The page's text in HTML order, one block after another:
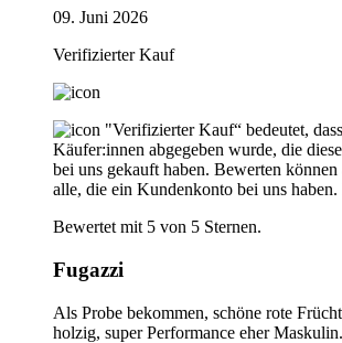
09. Juni 2026
Verifizierter Kauf
"Verifizierter Kauf“ bedeutet,
Käufer:innen abgegeben wurde, die
bei uns gekauft haben. Bewerten
alle, die ein Kundenkonto bei uns haben.
Bewertet mit 5 von 5 Sternen.
Fugazzi
Als Probe bekommen, schöne rote
holzig, super Performance eher